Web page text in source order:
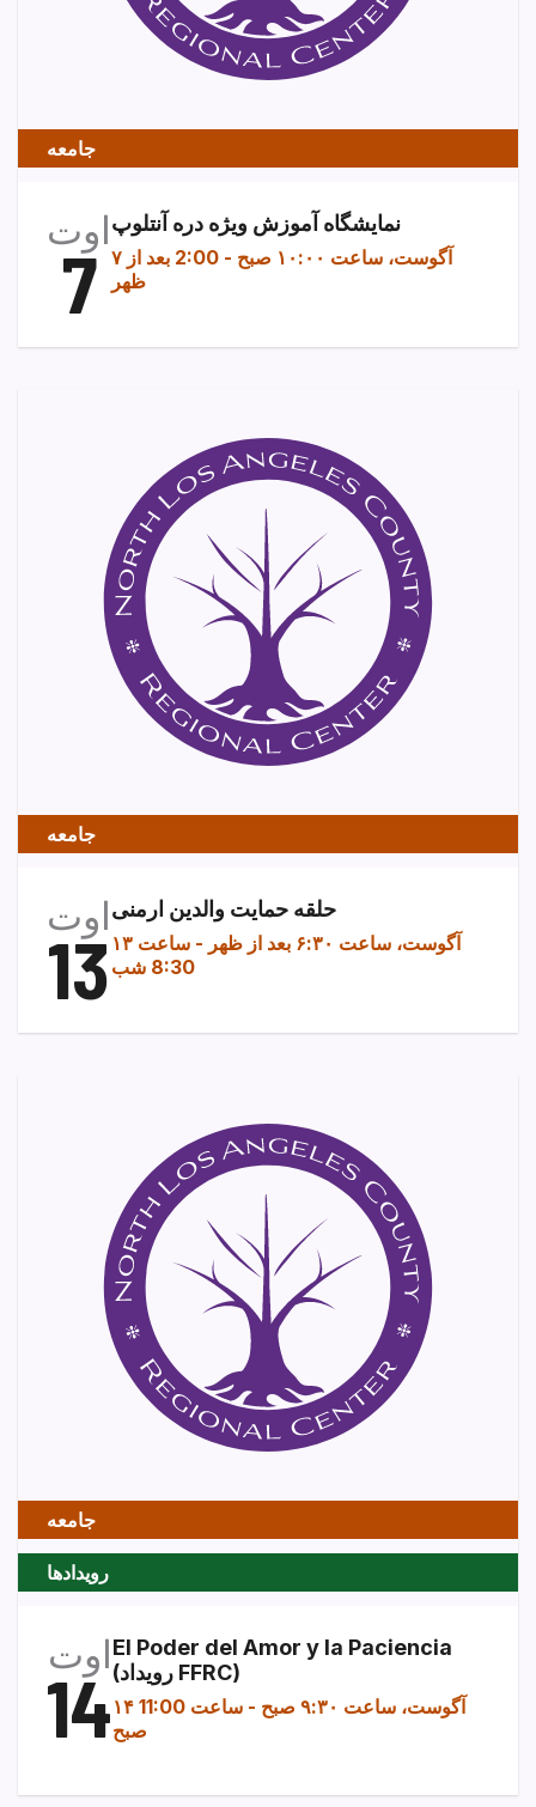
جامعه
اوت
7
نمایشگاه آموزش ویژه دره آنتلوپ
۷ آگوست، ساعت ۱۰:۰۰ صبح -
2:00 بعد از
ظهر
جامعه
اوت
13
حلقه حمایت والدین ارمنی
۱۳ آگوست، ساعت ۶:۳۰ بعد از ظهر - ساعت
8:30 شب
جامعه
رویدادها
اوت
14
El Poder del Amor y la Paciencia
(رویداد FFRC)
۱۴ آگوست، ساعت ۹:۳۰ صبح -
ساعت 11:00
صبح